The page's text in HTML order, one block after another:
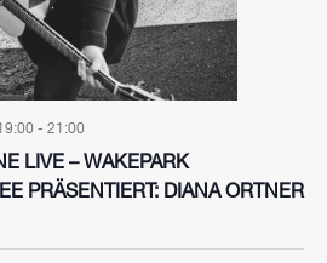
LIVE – WAKEPARK
PRÄSENTIERT: DIANA ORTNER
- 21:00